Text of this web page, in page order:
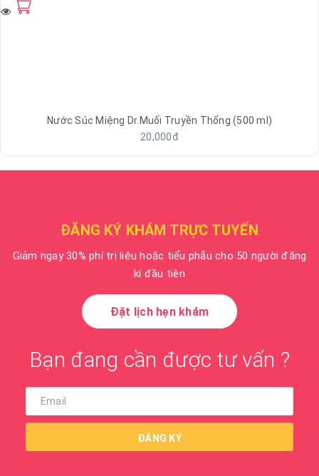
Nước Súc Miệng Dr.Muối Truyền Thống (500 ml)
20,000đ
ĐĂNG KÝ KHÁM TRỰC TUYẾN
Giảm ngay 30% phí trị liệu hoặc tiểu phẫu cho 50 người đăng
kí đầu tiên
Đặt lịch hẹn khám
Bạn đang cần được tư vấn ?
ĐĂNG KÝ